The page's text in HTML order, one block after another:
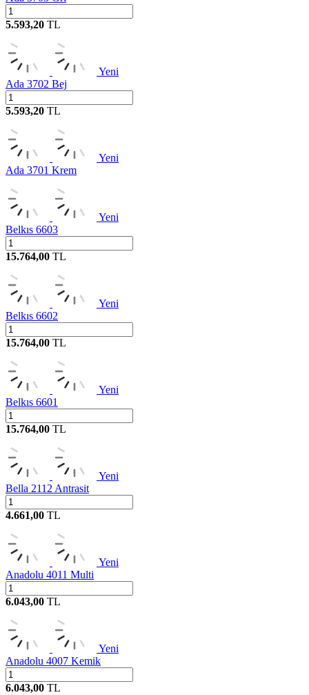
5.593,20 TL
Yeni
Ada 3702 Bej
5.593,20 TL
Yeni
Ada 3701 Krem
Yeni
Belkıs 6603
15.764,00 TL
Yeni
Belkıs 6602
15.764,00 TL
Yeni
Belkıs 6601
15.764,00 TL
Yeni
Bella 2112 Antrasit
4.661,00 TL
Yeni
Anadolu 4011 Multi
6.043,00 TL
Yeni
Anadolu 4007 Kemik
6.043,00 TL